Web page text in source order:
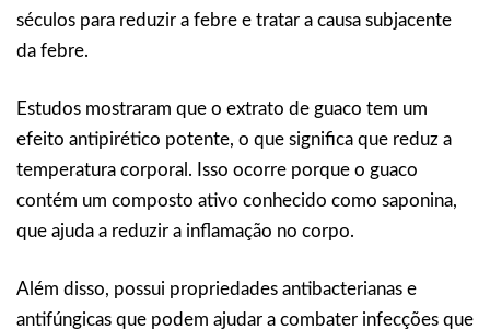
séculos para reduzir a febre e tratar a causa subjacente
da febre.
Estudos mostraram que o extrato de guaco tem um
efeito antipirético potente, o que significa que reduz a
temperatura corporal. Isso ocorre porque o guaco
contém um composto ativo conhecido como saponina,
que ajuda a reduzir a inflamação no corpo.
Além disso, possui propriedades antibacterianas e
antifúngicas que podem ajudar a combater infecções que